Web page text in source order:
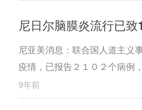
尼日尔脑膜炎流行已
尼亚美消息：联合国人道主义
疫情，已报告２１０２个病例
9年前